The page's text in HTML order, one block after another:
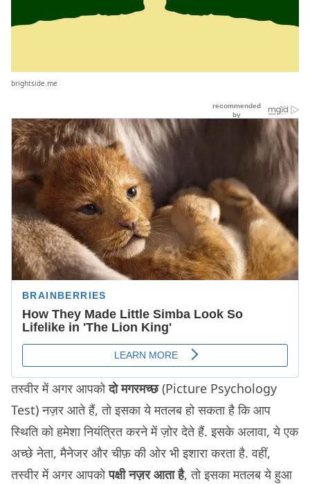
brightside.me
तस्वीर में अगर आपकोदो मगरमच्छ(Picture Psychology
Test) नज़र आते हैं, तो इसका ये मतलब हो सकता है कि आप
स्थिति को हमेशा नियंत्रित करने में ज़ोर देते हैं. इसके अलावा, ये एक
अच्छे नेता, मैनेजर और चीफ़ की ओर भी इशारा करता है. वहीं,
तस्वीर में अगर आपकोपक्षी नज़र आता है, तो इसका मतलब ये हुआ